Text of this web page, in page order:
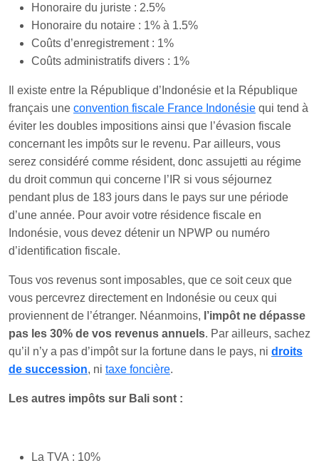
Honoraire du juriste : 2.5%
Honoraire du notaire : 1% à 1.5%
Coûts d’enregistrement : 1%
Coûts administratifs divers : 1%
Il existe entre la République d’Indonésie et la République
français une convention fiscale France Indonésie qui tend à
éviter les doubles impositions ainsi que l’évasion fiscale
concernant les impôts sur le revenu. Par ailleurs, vous
serez considéré comme résident, donc assujetti au régime
du droit commun qui concerne l’IR si vous séjournez
pendant plus de 183 jours dans le pays sur une période
d’une année. Pour avoir votre résidence fiscale en
Indonésie, vous devez détenir un NPWP ou numéro
d’identification fiscale.
Tous vos revenus sont imposables, que ce soit ceux que
vous percevrez directement en Indonésie ou ceux qui
proviennent de l’étranger. Néanmoins, l’impôt ne dépasse
pas les 30% de vos revenus annuels. Par ailleurs, sachez
qu’il n’y a pas d’impôt sur la fortune dans le pays, ni droits
de succession, ni taxe foncière.
Les autres impôts sur Bali sont :
La TVA : 10%